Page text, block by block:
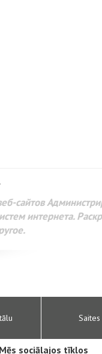
сайта для
в интернете Google
Saites
Mēs sociālajos tīklos